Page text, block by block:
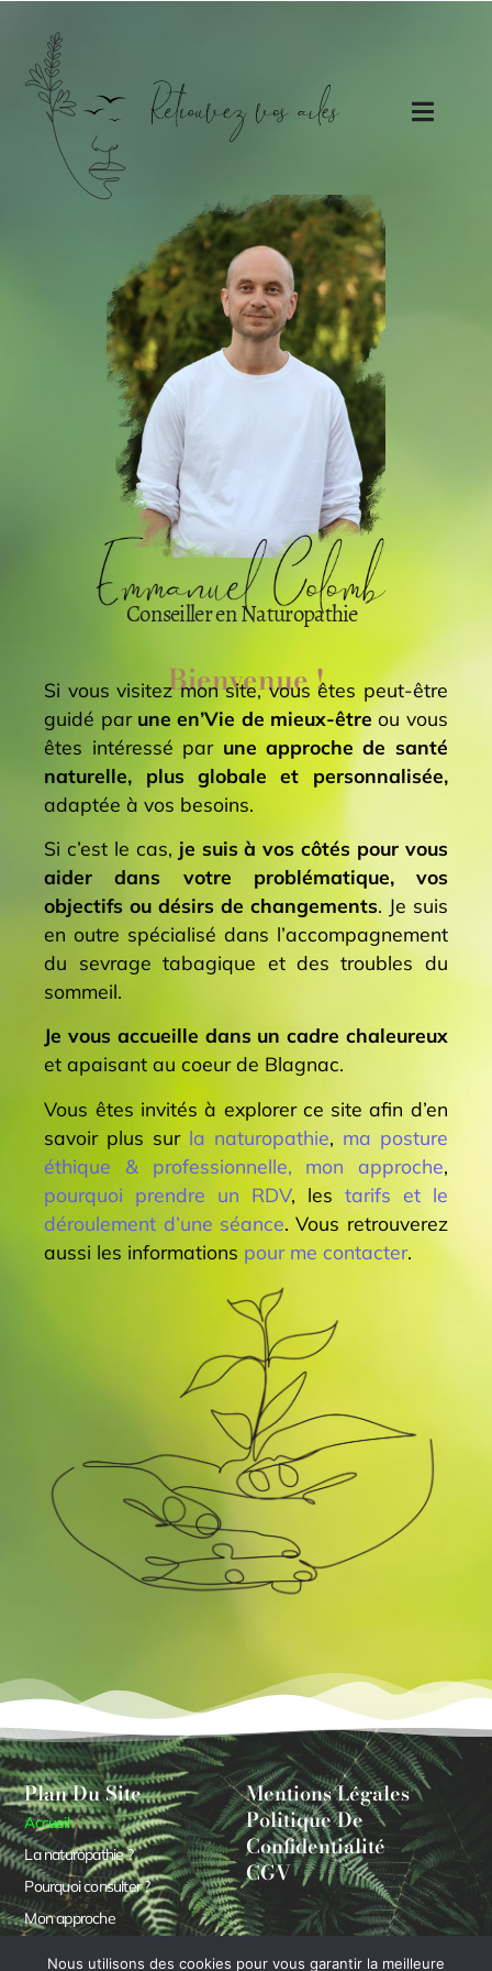
Conseiller en Naturopathie
Bienvenue !
Si vous visitez mon site, vous êtes peut-être
guidé par une en’Vie de mieux-être ou vous
êtes intéressé parune approche de santé
naturelle, plus globale et personnalisée,
adaptée à vos besoins.
Si c’est le cas, je suis à vos côtés pour vous
aider dans votre problématique, vos
objectifs ou désirs de changements. Je suis
en outre spécialisé dans l’accompagnement
du sevrage tabagique et des troubles du
sommeil.
Je vous accueille dans un cadre chaleureux
et apaisant au coeur de Blagnac.
Vous êtes invités à explorer ce site afin d’en
savoir plus sur la naturopathie, ma posture
éthique & professionnelle, mon approche,
pourquoi prendre un RDV, les tarifs et le
déroulement d’une séance. Vous retrouverez
aussi les informations pour me contacter.
Plan Du Site
Accueil
La naturopathie ?
Pourquoi consulter ?
Mon approche
Mentions Légales
Politique De
Confidentialité
CGV
Nous utilisons des cookies pour vous garantir la meilleure